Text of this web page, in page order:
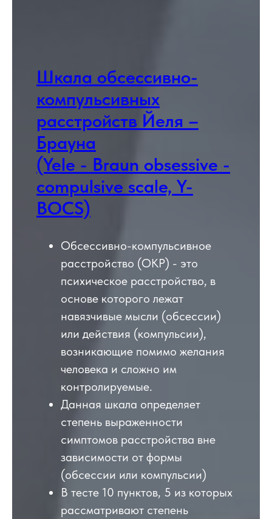
Шкала обсессивно-
компульсивных
расстройств Йеля –
Брауна
(Yele - Braun obsessive -
compulsive scale, Y-
BOCS)
Обсессивно-компульсивное
расстройство (ОКР) - это
психическое расстройство, в
основе которого лежат
навязчивые мысли (обсессии)
или действия (компульсии),
возникающие помимо желания
человека и сложно им
контролируемые.
Данная шкала определяет
степень выраженности
симптомов расстройства вне
зависимости от формы
(обсессии или компульсии)
В тесте 10 пунктов, 5 из которых
рассматривают степень